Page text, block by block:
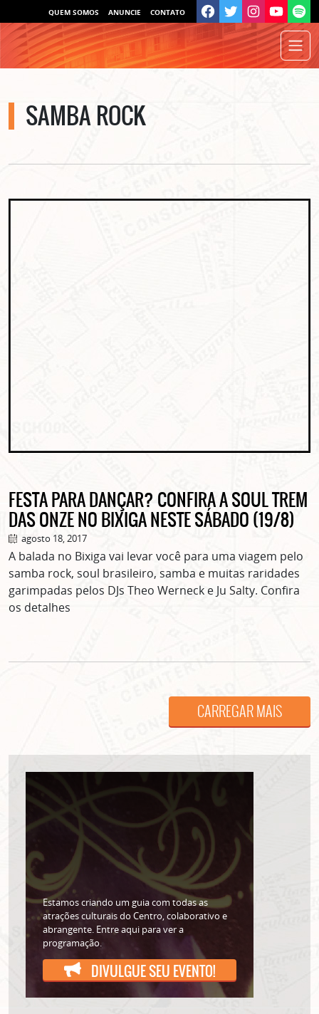
QUEM SOMOS ANUNCIE CONTATO
SAMBA ROCK
FESTA PARA DANÇAR? CONFIRA A SOUL TREM
DAS ONZE NO BIXIGA NESTE SÁBADO (19/8)
agosto 18, 2017
A balada no Bixiga vai levar você para uma viagem pelo
samba rock, soul brasileiro, samba e muitas raridades
garimpadas pelos DJs Theo Werneck e Ju Salty. Confira
os detalhes
CARREGAR MAIS
Estamos criando um guia com todas as
atrações culturais do Centro, colaborativo e
abrangente. Entre aqui para ver a
programação.
DIVULGUE SEU EVENTO!
ASSINE GRATUITAMENTE
NOSSA NEWSLETTER!
Clique no botão abaixo para receber notícias sobre o
centro de São Paulo no seu email.
não mostrar mais esse popup